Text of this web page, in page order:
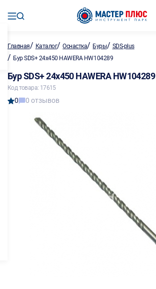
Главная/ Каталог/Оснастка/ Буры/ SDS-plus
/ Бур SDS+ 24х450 HAWERA HW104289
Бур SDS+ 24х450 HAWERA HW104289
Код товара: 17615
0 0 отзывов